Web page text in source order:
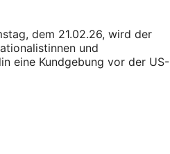
dem 21.02.26, wird der
und
eine Kundgebung vor der US-